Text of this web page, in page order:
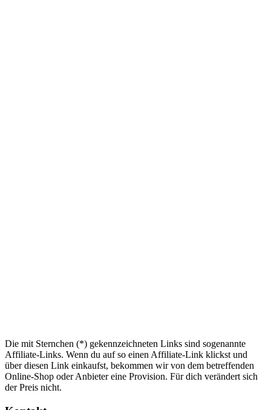
Die mit Sternchen (*) gekennzeichneten Links sind sogenannte
Affiliate-Links. Wenn du auf so einen Affiliate-Link klickst und
über diesen Link einkaufst, bekommen wir von dem betreffenden
Online-Shop oder Anbieter eine Provision. Für dich verändert sich
der Preis nicht.